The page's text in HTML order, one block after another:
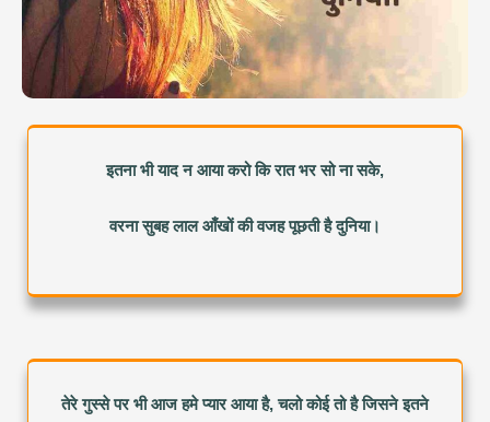
इतना भी याद न आया करो कि रात भर सो ना सके,
वरना सुबह लाल आँखों की वजह पूछती है दुनिया।
तेरे गुस्से पर भी आज हमे प्यार आया है, चलो कोई तो है जिसने इतने